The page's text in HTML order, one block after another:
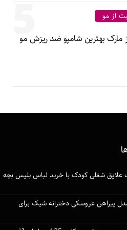
5 از مو
نمونه از مارک بهترین شامپو ضد ریزش مو
شغلی کودک با خرید لباس پلیس بچه
مدل پیراهن عروسکی دخترانه شیک برای